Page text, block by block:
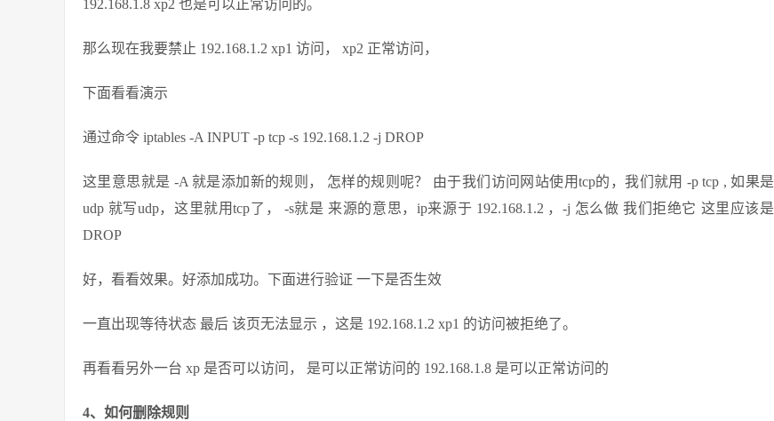
192.168.1.8 xp2 也是可以正常访问的。
那么现在我要禁止 192.168.1.2 xp1 访问， xp2 正常访问，
下面看看演示
通过命令 iptables -A INPUT -p tcp -s 192.168.1.2 -j DROP
这里意思就是 -A 就是添加新的规则， 怎样的规则呢？ 由于我们访问网站使用tcp的，我们就用 -p tcp , 如果是
udp 就写udp，这里就用tcp了， -s就是 来源的意思，ip来源于 192.168.1.2 ，-j 怎么做 我们拒绝它 这里应该是
DROP
好，看看效果。好添加成功。下面进行验证 一下是否生效
一直出现等待状态 最后 该页无法显示 ，这是 192.168.1.2 xp1 的访问被拒绝了。
再看看另外一台 xp 是否可以访问， 是可以正常访问的 192.168.1.8 是可以正常访问的
4、如何删除规则